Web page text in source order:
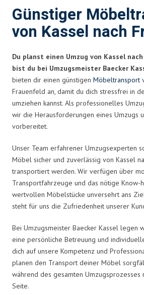
Günstiger
von Kassel nach
Du planst einen Umzug von Kassel
bist du bei Umzugsmeister Baecker
bieten dir einen günstigen Möbeltransport
Frauenfeld an, damit du dich stressfrei in
umziehen kannst. Als professionelles
wir die Herausforderungen eines Umzugs
vorbereitet.
Unser Team erfahrener Umzugsexperten
Möbel sicher und zuverlässig von Kassel
transportiert werden. Wir verfügen über
Transportfahrzeuge und das nötige Know-
wertvollen Möbelstücke unversehrt ans
steht für uns die Zufriedenheit unserer
Bei Umzugsmeister Baecker Kassel legen
eine persönliche Betreuung und
dich auf unsere Kompetenz und
planen den Transport deiner Möbel
während des gesamten Umzugsprozesses
Seite.